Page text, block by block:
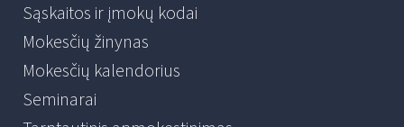
Sąskaitos ir įmokų kodai
Mokesčių žinynas
Mokesčių kalendorius
Seminarai